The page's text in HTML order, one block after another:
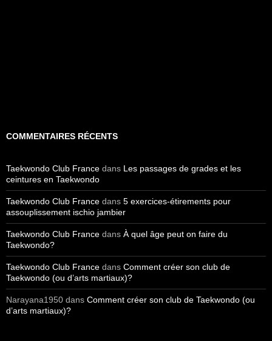
COMMENTAIRES RÉCENTS
Taekwondo Club France dans Les passages de grades et les
ceintures en Taekwondo
Taekwondo Club France dans 5 exercices-étirements pour
assouplissement ischio jambier
Taekwondo Club France dans À quel âge peut on faire du
Taekwondo?
Taekwondo Club France dans Comment créer son club de
Taekwondo (ou d’arts martiaux)?
Narayana1950 dans Comment créer son club de Taekwondo (ou
d’arts martiaux)?